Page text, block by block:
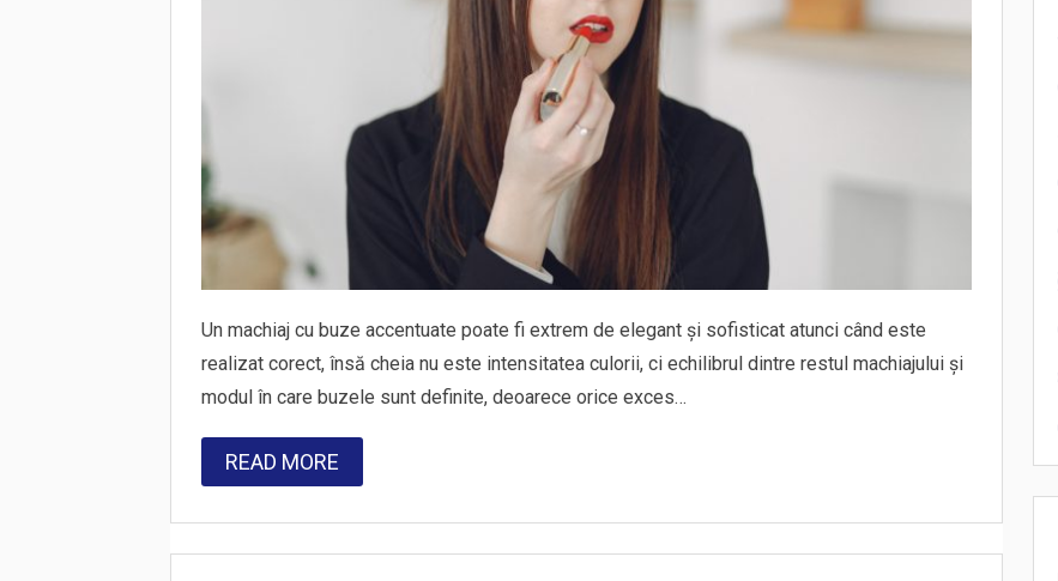
Un machiaj cu buze accentuate poate fi extrem de elegant și sofisticat atunci când este
realizat corect, însă cheia nu este intensitatea culorii, ci echilibrul dintre restul machiajului și
modul în care buzele sunt definite, deoarece orice exces…
READ MORE